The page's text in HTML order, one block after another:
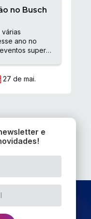
no Busch
ano no
27 de mai.
e